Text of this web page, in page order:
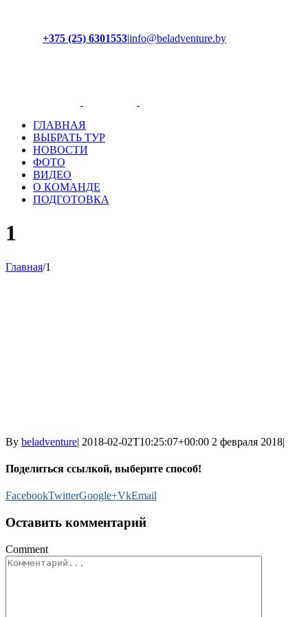
+375 (25) 6301553|info@beladventure.by
ГЛАВНАЯ
ВЫБРАТЬ ТУР
НОВОСТИ
ФОТО
ВИДЕО
О КОМАНДЕ
ПОДГОТОВКА
1
Главная/1
By beladventure| 2018-02-02T10:25:07+00:00 2 февраля 2018|
Поделиться ссылкой, выберите способ!
FacebookTwitterGoogle+VkEmail
Оставить комментарий
Comment